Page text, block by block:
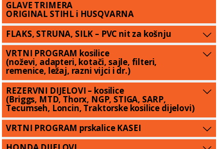
GLAVE TRIMERA
ORIGINAL STIHL i HUSQVARNA
FLAKS, STRUNA, SILK – PVC nit za košnju
VRTNI PROGRAM kosilice
(noževi, adapteri, kotači, sajle, filteri,
remenice, ležaj, razni vijci i dr.)
REZERVNI DIJELOVI – kosilice
(Briggs, MTD, Thorx, NGP, STIGA, SARP,
Tecumseh, Loncin, Traktorske kosilice dijelovi)
VRTNI PROGRAM prskalice KASEI